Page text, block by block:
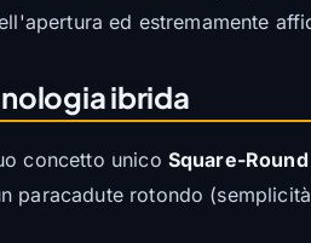
ed estremamente
ibrida
concetto unico Square-Round
paracadute rotondo